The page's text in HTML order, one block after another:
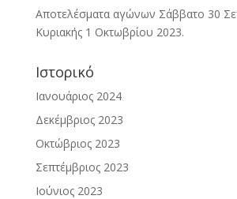
Αποτελέσματα αγώνων Σάββατο 30
Κυριακής 1 Οκτωβρίου 2023.
Ιστορικό
Ιανουάριος 2024
Δεκέμβριος 2023
Οκτώβριος 2023
Σεπτέμβριος 2023
Ιούνιος 2023